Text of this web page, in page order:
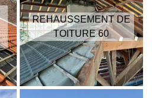
REHAUSSEMENT DE
TOITURE 60